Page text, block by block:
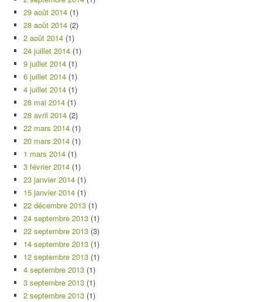
29 août 2014 (1)
28 août 2014 (2)
2 août 2014 (1)
24 juillet 2014 (1)
9 juillet 2014 (1)
6 juillet 2014 (1)
4 juillet 2014 (1)
28 mai 2014 (1)
28 avril 2014 (2)
22 mars 2014 (1)
20 mars 2014 (1)
1 mars 2014 (1)
3 février 2014 (1)
23 janvier 2014 (1)
15 janvier 2014 (1)
22 décembre 2013 (1)
24 septembre 2013 (1)
22 septembre 2013 (3)
14 septembre 2013 (1)
12 septembre 2013 (1)
4 septembre 2013 (1)
3 septembre 2013 (1)
2 septembre 2013 (1)